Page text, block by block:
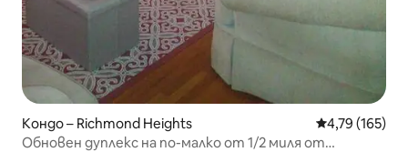
Кондо – Richmond Heights Средна
4,79 (165)
Обновен дуплекс на по-малко от 1/2 миля от